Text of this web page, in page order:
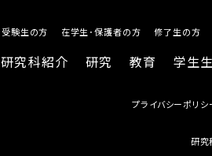
受験生の方 在学生･保護者の方 修了生の方
研究科紹介 研究 教育 学生
プライバシーポリシ
研究